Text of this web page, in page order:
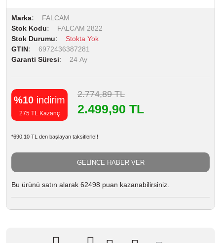
Marka
FALCAM
Stok Kodu
FALCAM 2822
Stok Durumu
Stokta Yok
GTIN
6972436387281
Garanti Süresi
24 Ay
%10 indirim
275 TL Kazanç
2.774,89 TL
2.499,90 TL
*690,10 TL den başlayan taksitlerle!!
GELİNCE HABER VER
Bu ürünü satın alarak 62498 puan kazanabilirsiniz.